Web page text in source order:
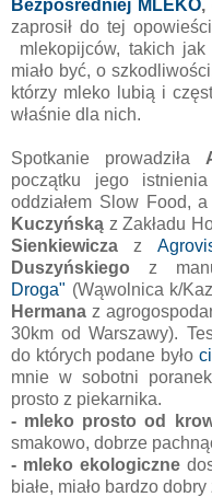
Bezpośredniej MLEKO,
zaprosił do tej
mlekopijców, takich
miało być, o
którzy mleko lubią i
właśnie dla nich.
Spotkanie prowadziła
początku jego
oddziałem Slow Food,
Kuczyńską z Zakładu
Sienkiewicza z
Duszyńskiego z
Droga" (Wąwolnica k/
Hermana z
30km od Warszawy).
do których podane było
mnie w sobotni
prosto z piekarnika.
- mleko prosto od
smakowo, dobrze
- mleko ekologiczne
białe, miało bardzo